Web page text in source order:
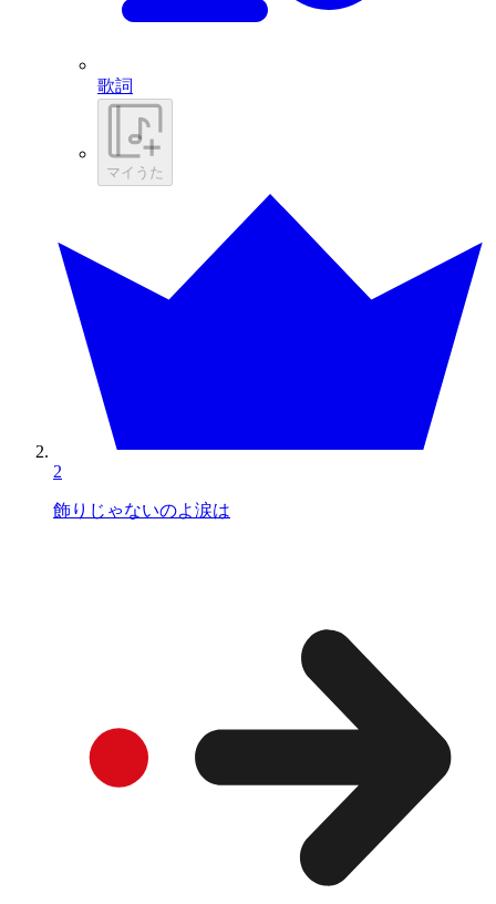
歌詞
マイうた
2
飾りじゃないのよ涙は